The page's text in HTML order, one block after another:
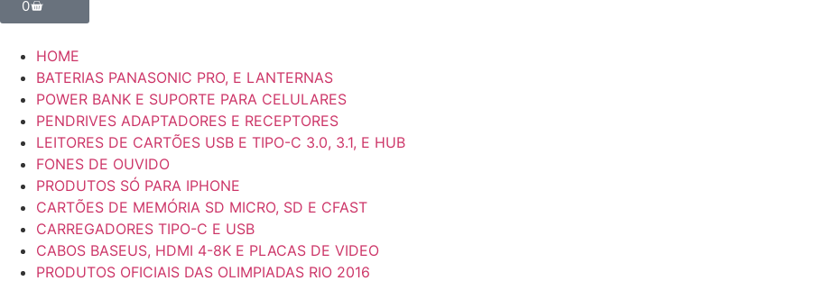
0
HOME
BATERIAS PANASONIC PRO, E LANTERNAS
POWER BANK E SUPORTE PARA CELULARES
PENDRIVES ADAPTADORES E RECEPTORES
LEITORES DE CARTÕES USB E TIPO-C 3.0, 3.1, E HUB
FONES DE OUVIDO
PRODUTOS SÓ PARA IPHONE
CARTÕES DE MEMÓRIA SD MICRO, SD E CFAST
CARREGADORES TIPO-C E USB
CABOS BASEUS, HDMI 4-8K E PLACAS DE VIDEO
PRODUTOS OFICIAIS DAS OLIMPIADAS RIO 2016